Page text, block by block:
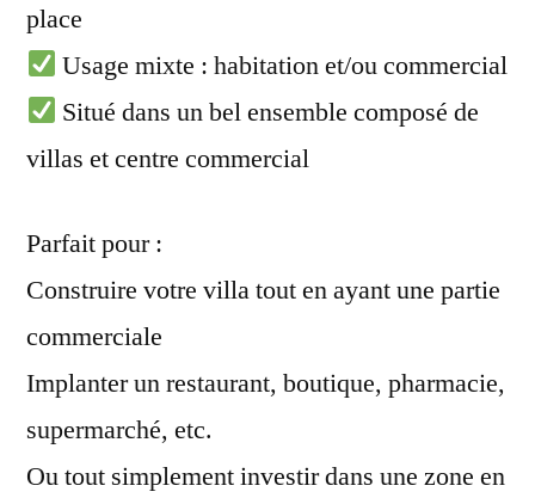
place
Usage mixte : habitation et/ou commercial
Situé dans un bel ensemble composé de
villas et centre commercial
Parfait pour :
Construire votre villa tout en ayant une partie
commerciale
Implanter un restaurant, boutique, pharmacie,
supermarché, etc.
Ou tout simplement investir dans une zone en